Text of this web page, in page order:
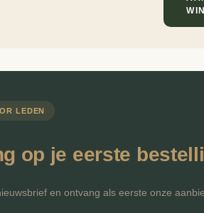
LEDEN
op je eerste
en ontvang als eerste onze